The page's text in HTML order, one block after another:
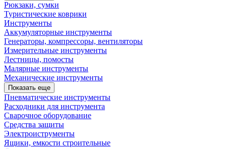
Рюкзаки, сумки
Туристические коврики
Инструменты
Аккумуляторные инструменты
Генераторы, компрессоры, вентиляторы
Измерительные инструменты
Лестницы, помосты
Малярные инструменты
Механические инструменты
Показать еще
Пневматические инструменты
Расходники для инструмента
Сварочное оборудование
Средства защиты
Электроиструменты
Ящики, емкости строительные